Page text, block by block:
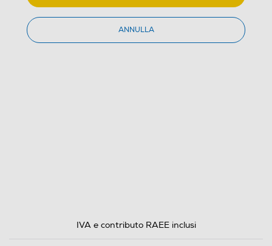
IVA e contributo RAEE inclusi
ANNULLA